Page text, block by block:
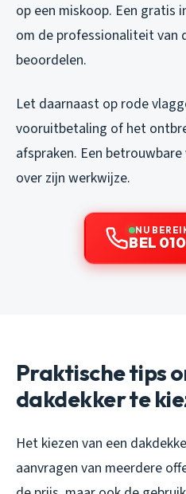
op een miskoop. Een gratis
om de professionaliteit van
beoordelen.
Let daarnaast op rode
vooruitbetaling of het
afspraken. Een
over zijn werkwijze.
NU
BEL
Praktische tips
dakdekker te
Het kiezen van een
aanvragen van meerdere